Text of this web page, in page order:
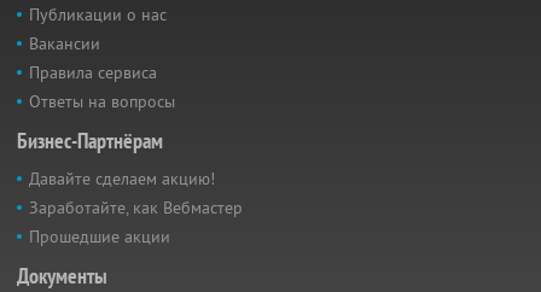
Публикации о нас
Вакансии
Правила сервиса
Ответы на вопросы
Бизнес-Партнёрам
Давайте сделаем акцию!
Заработайте, как Вебмастер
Прошедшие акции
Документы